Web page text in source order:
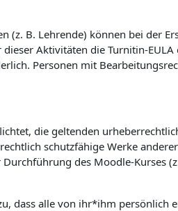
(z. B. Lehrende) können bei der
Aktivitäten die Turnitin-
Personen mit
die geltenden
schutzfähige Werke
des Moodle-Kurses
dass alle von ihr*ihm persönlich